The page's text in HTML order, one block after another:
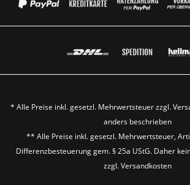
* Alle Preise inkl. gesetzl. Mehrwertsteuer zzgl.
anders beschrieben
** Alle Preise inkl. gesetzl. Mehrwertsteuer,
Differenzbesteuerung gem. § 25a UStG. Daher
zzgl.Versandkosten